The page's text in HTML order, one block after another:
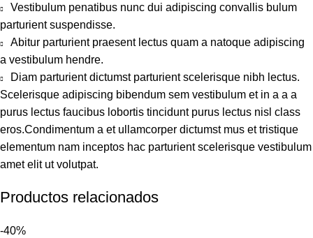
Vestibulum penatibus nunc dui adipiscing convallis bulum
parturient suspendisse.
Abitur parturient praesent lectus quam a natoque adipiscing
a vestibulum hendre.
Diam parturient dictumst parturient scelerisque nibh lectus.
Scelerisque adipiscing bibendum sem vestibulum et in a a a
purus lectus faucibus lobortis tincidunt purus lectus nisl class
eros.Condimentum a et ullamcorper dictumst mus et tristique
elementum nam inceptos hac parturient scelerisque vestibulum
amet elit ut volutpat.
Productos relacionados
-40%